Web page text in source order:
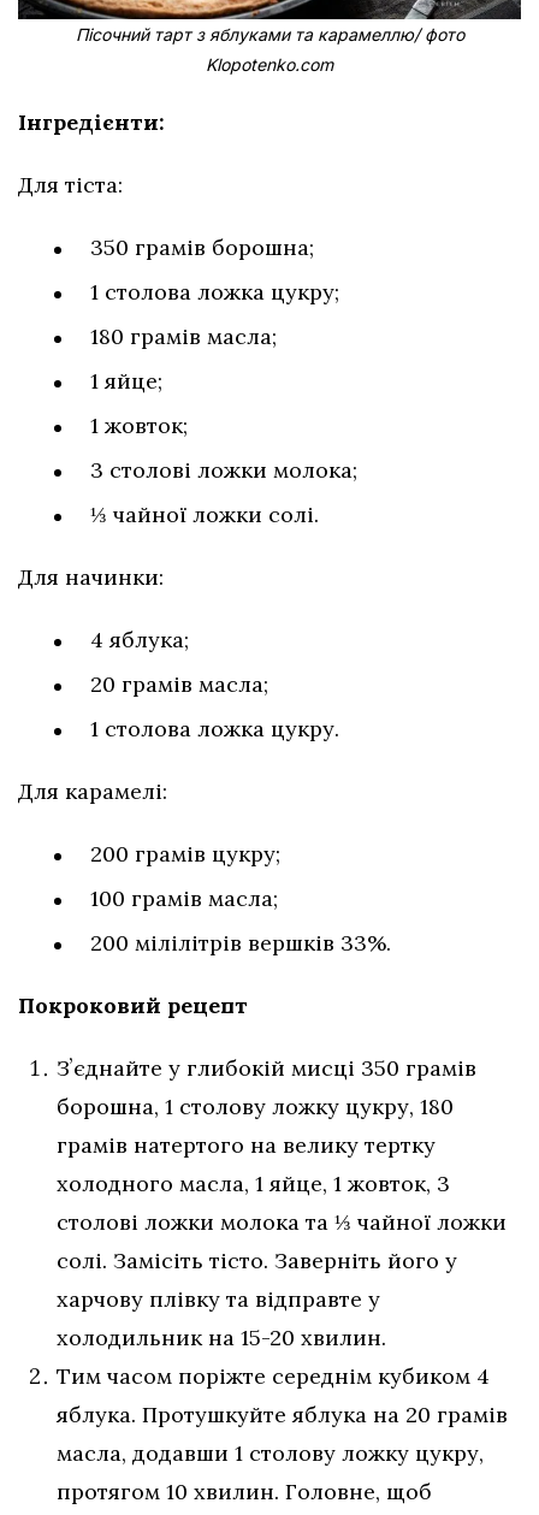
Пісочний тарт з яблуками та карамеллю/ фото
Klopotenko.com
Інгредієнти:
Для тіста:
350 грамів борошна;
1 столова ложка цукру;
180 грамів масла;
1 яйце;
1 жовток;
3 столові ложки молока;
⅓ чайної ложки солі.
Для начинки:
4 яблука;
20 грамів масла;
1 столова ложка цукру.
Для карамелі:
200 грамів цукру;
100 грамів масла;
200 мілілітрів вершків 33%.
Покроковий рецепт
Зʼєднайте у глибокій мисці 350 грамів
борошна, 1 столову ложку цукру, 180
грамів натертого на велику тертку
холодного масла, 1 яйце, 1 жовток, 3
столові ложки молока та ⅓ чайної ложки
солі. Замісіть тісто. Заверніть його у
харчову плівку та відправте у
холодильник на 15-20 хвилин.
Тим часом поріжте середнім кубиком 4
яблука. Протушкуйте яблука на 20 грамів
масла, додавши 1 столову ложку цукру,
протягом 10 хвилин. Головне, щоб